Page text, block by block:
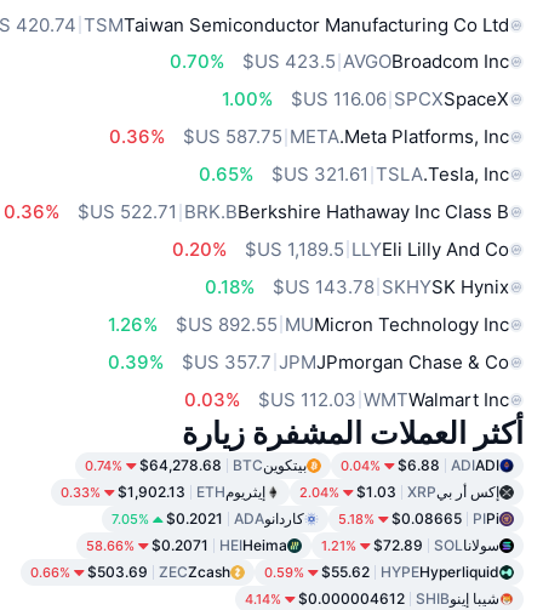
Taiwan Semiconductor Manufacturing Co Ltd
TSM
Broadcom Inc
AVGO
0.70%
SpaceX
SPCX
‏116.06 US$
1.00%
Meta Platforms, Inc.
META
0.36%
Tesla, Inc.
TSLA
0.65%
Berkshire Hathaway Inc Class B
BRK.B
0.36%
Eli Lilly And Co
LLY
0.20%
SK Hynix
SKHY
‏143.78 US$
0.18%
Micron Technology Inc
MU
1.26%
JPmorgan Chase & Co
JPM
0.39%
Walmart Inc
WMT
0.03%
أكثر العملات المشفرة زيارة
ADI
ADI
$6.88
0.04% بيتكوينBTC
$64,278.68
0.74%
إكس أر بيXRP
$1.03
2.04% إيثريومETH
$1,902.13
0.33%
Pi
PI
$0.08665
5.18% كاردانوADA
$0.2021
7.05%
سولانا SOL
$72.89
1.21%
Heima
HEI
$0.2071
58.66%
Hyperliquid
HYPE
$55.62
0.59%
Zcash
ZEC
$503.69
0.66%
شيبا إينوSHIB
$0.000004612
4.14%